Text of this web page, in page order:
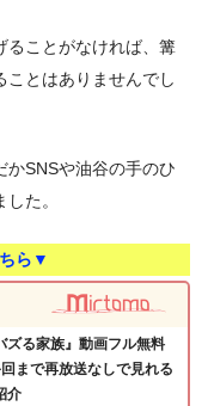
ることがなければ、篝
ことはありませんでし
かSNSや油谷の手のひ
た。
ら▼
ズる家族』動画フル無料
まで再放送なしで見れる
介